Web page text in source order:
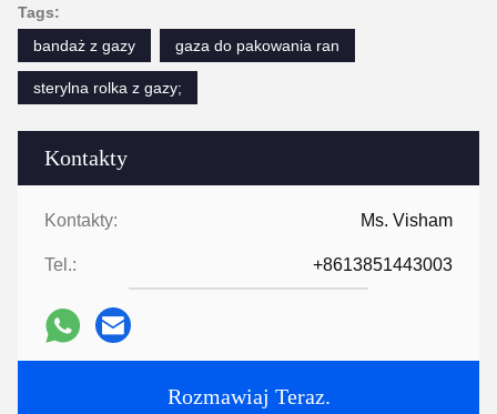
Kontakty
Kontakty: Ms. Visham
Tel.: +8613851443003
Rozmawiaj Teraz.
Tags:
bandaż z gazy
gaza do pakowania ran
sterylna rolka z gazy;